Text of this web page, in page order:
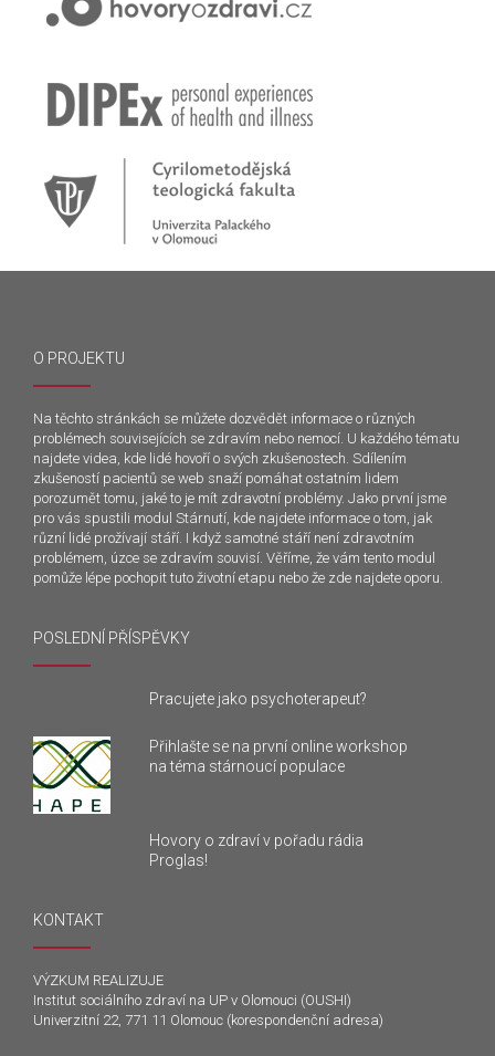
O PROJEKTU
Na těchto stránkách se můžete dozvědět informace o různých
problémech souvisejících se zdravím nebo nemocí. U každého tématu
najdete videa, kde lidé hovoří o svých zkušenostech. Sdílením
zkušeností pacientů se web snaží pomáhat ostatním lidem
porozumět tomu, jaké to je mít zdravotní problémy. Jako první jsme
pro vás spustili modul Stárnutí, kde najdete informace o tom, jak
různí lidé prožívají stáří. I když samotné stáří není zdravotním
problémem, úzce se zdravím souvisí. Věříme, že vám tento modul
pomůže lépe pochopit tuto životní etapu nebo že zde najdete oporu.
POSLEDNÍ PŘÍSPĚVKY
Pracujete jako psychoterapeut?
Přihlašte se na první online workshop
na téma stárnoucí populace
Hovory o zdraví v pořadu rádia
Proglas!
KONTAKT
VÝZKUM REALIZUJE
Institut sociálního zdraví na UP v Olomouci (OUSHI)
Univerzitní 22, 771 11 Olomouc (korespondenční adresa)